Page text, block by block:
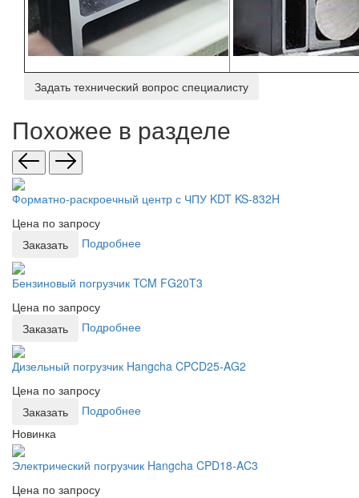
Задать технический вопрос специалисту
Похожее в разделе
Форматно-раскроечный центр с ЧПУ KDT KS-832H
Цена по запросу
Заказать
Подробнее
Бензиновый погрузчик TCM FG20T3
Цена по запросу
Заказать
Подробнее
Дизельный погрузчик Hangcha CPCD25-AG2
Цена по запросу
Заказать
Подробнее
Новинка
Электрический погрузчик Hangcha CPD18-AC3
Цена по запросу